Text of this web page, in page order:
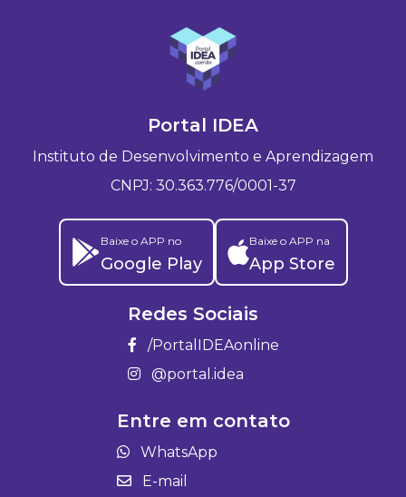
Portal IDEA
Instituto de Desenvolvimento e Aprendizagem
CNPJ: 30.363.776/0001-37
Baixe o APP no
Google Play
Baixe o APP na
App Store
Redes Sociais
/PortalIDEAonline
@portal.idea
Entre em contato
WhatsApp
E-mail